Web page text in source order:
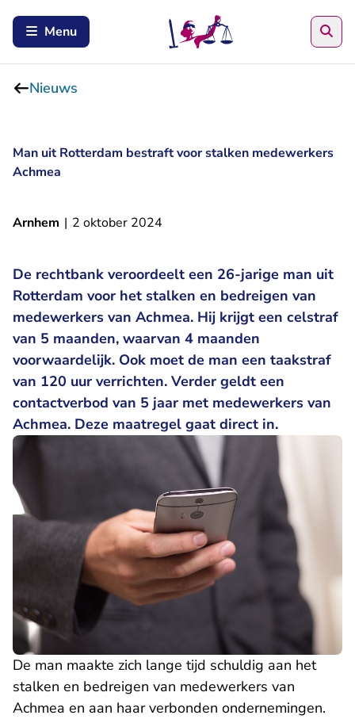
Menu
Nieuws
Man uit Rotterdam bestraft voor stalken medewerkers
Achmea
Arnhem | 2 oktober 2024
De rechtbank veroordeelt een 26-jarige man uit
Rotterdam voor het stalken en bedreigen van
medewerkers van Achmea. Hij krijgt een celstraf
van 5 maanden, waarvan 4 maanden
voorwaardelijk. Ook moet de man een taakstraf
van 120 uur verrichten. Verder geldt een
contactverbod van 5 jaar met medewerkers van
Achmea. Deze maatregel gaat direct in.
De man maakte zich lange tijd schuldig aan het
stalken en bedreigen van medewerkers van
Achmea en aan haar verbonden ondernemingen.